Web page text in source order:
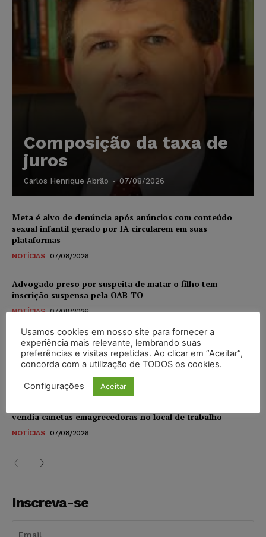
Composição da taxa de
juros
Carlos Henrique Abrão - 07/08/2026
Meta é alvo de denúncia após anúncios com conteúdo
sexual infantil gerado por IA circularem em suas
plataformas
NOTÍCIAS 07/08/2026
Advogado preso por suspeita de matar o filho tem
inscrição suspensa pela OAB-TO
NOTÍCIAS 07/08/2026
STF amplia isenção de IBS e CBS na compra de veículos
novos para pessoas com deficiência e autistas de todos os
níveis
07/08/2026
vendia canetas emagrecedoras no local de trabalho
NOTÍCIAS 07/08/2026
Inscreva-se
Usamos cookies em nosso site para fornecer a
experiência mais relevante, lembrando suas
preferências e visitas repetidas. Ao clicar em “Aceitar”,
concorda com a utilização de TODOS os cookies.
Configurações Aceitar